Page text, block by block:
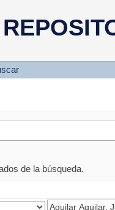
de la búsqueda.